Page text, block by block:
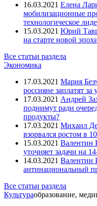
16.03.2021 Елена
мобилизационные
технологическое
15.03.2021 Юрий
на старте новой
Все статьи раздела
Экономика
17.03.2021 Мария
россияне заплатят за
17.03.2021 Андрей
поднимут ради
продукты?
17.03.2021 Михаил
взорвался ростом в
15.03.2021 Валентин
уточняет задачи на
14.03.2021 Валентин
антинациональный
Все статьи раздела
Культураобразование,